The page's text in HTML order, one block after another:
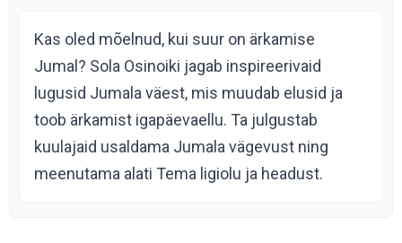
Kas oled mõelnud, kui suur on ärkamise
Jumal? Sola Osinoiki jagab inspireerivaid
lugusid Jumala väest, mis muudab elusid ja
toob ärkamist igapäevaellu. Ta julgustab
kuulajaid usaldama Jumala vägevust ning
meenutama alati Tema ligiolu ja headust.